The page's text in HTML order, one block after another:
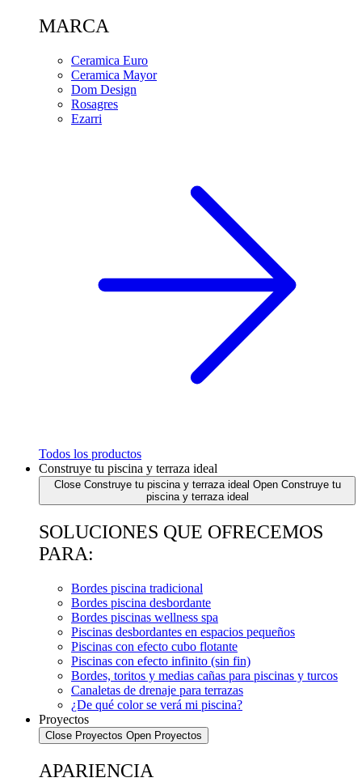
MARCA
Ceramica Euro
Ceramica Mayor
Dom Design
Rosagres
Ezarri
Todos los productos
Construye tu piscina y terraza ideal
Close Construye tu piscina y terraza ideal Open Construye tu
piscina y terraza ideal
SOLUCIONES QUE OFRECEMOS
PARA:
Bordes piscina tradicional
Bordes piscina desbordante
Bordes piscinas wellness spa
Piscinas desbordantes en espacios pequeños
Piscinas con efecto cubo flotante
Piscinas con efecto infinito (sin fin)
Bordes, toritos y medias cañas para piscinas y turcos
Canaletas de drenaje para terrazas
¿De qué color se verá mi piscina?
Proyectos
Close Proyectos Open Proyectos
APARIENCIA